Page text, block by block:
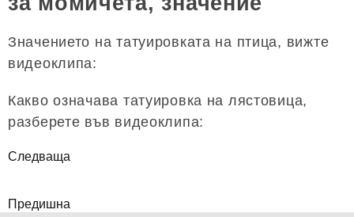
Значението на татуировката на птица, вижте
видеоклипа:
Какво означава татуировка на лястовица,
разберете във видеоклипа:
Следваща
Предишна